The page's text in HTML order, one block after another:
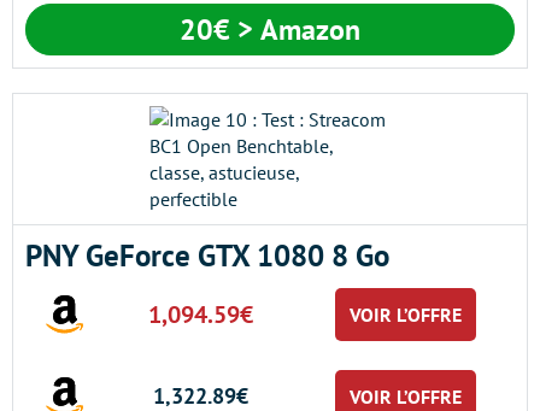
20€ > Amazon
PNY GeForce GTX 1080 8 Go
1,094.59€ VOIR L’OFFRE
1,322.89€ VOIR L’OFFRE